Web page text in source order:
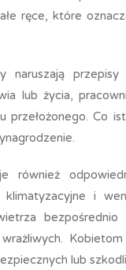
ręce, które
naruszają
lub życia,
przełożonego. Co
również
klimatyzacyjne i
lub